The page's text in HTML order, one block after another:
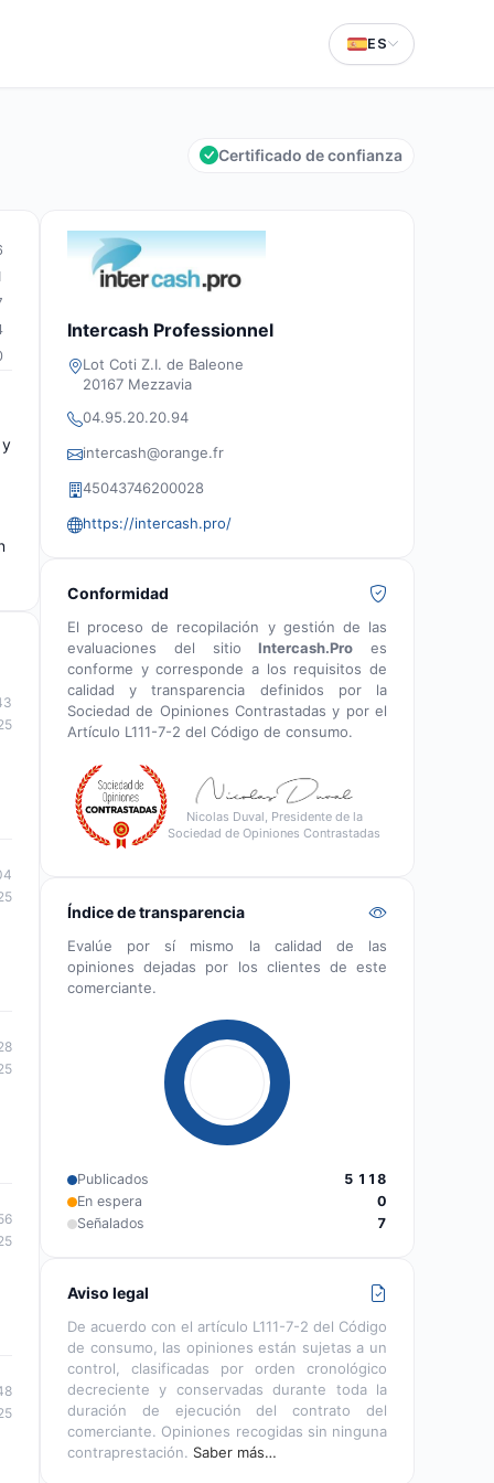
ES
Certificado de confianza
Intercash Professionnel
Lot Coti Z.I. de Baleone
20167 Mezzavia
04.95.20.20.94
intercash@orange.fr
45043746200028
https://intercash.pro/
Conformidad
El proceso de recopilación y gestión de las
evaluaciones del sitioIntercash.Pro es
conforme y corresponde a los requisitos de
calidad y transparencia definidos por la
Sociedad de Opiniones Contrastadas y por el
Artículo L111-7-2 del Código de consumo.
Nicolas Duval, Presidente de la
Sociedad de Opiniones Contrastadas
Índice de transparencia
Evalúe por sí mismo la calidad de las
opiniones dejadas por los clientes de este
comerciante.
Publicados
5 118
En espera
0
Señalados
7
Aviso legal
De acuerdo con el artículo L111-7-2 del Código
de consumo, las opiniones están sujetas a un
control, clasificadas por orden cronológico
decreciente y conservadas durante toda la
duración de ejecución del contrato del
comerciante. Opiniones recogidas sin ninguna
contraprestación. Saber más…